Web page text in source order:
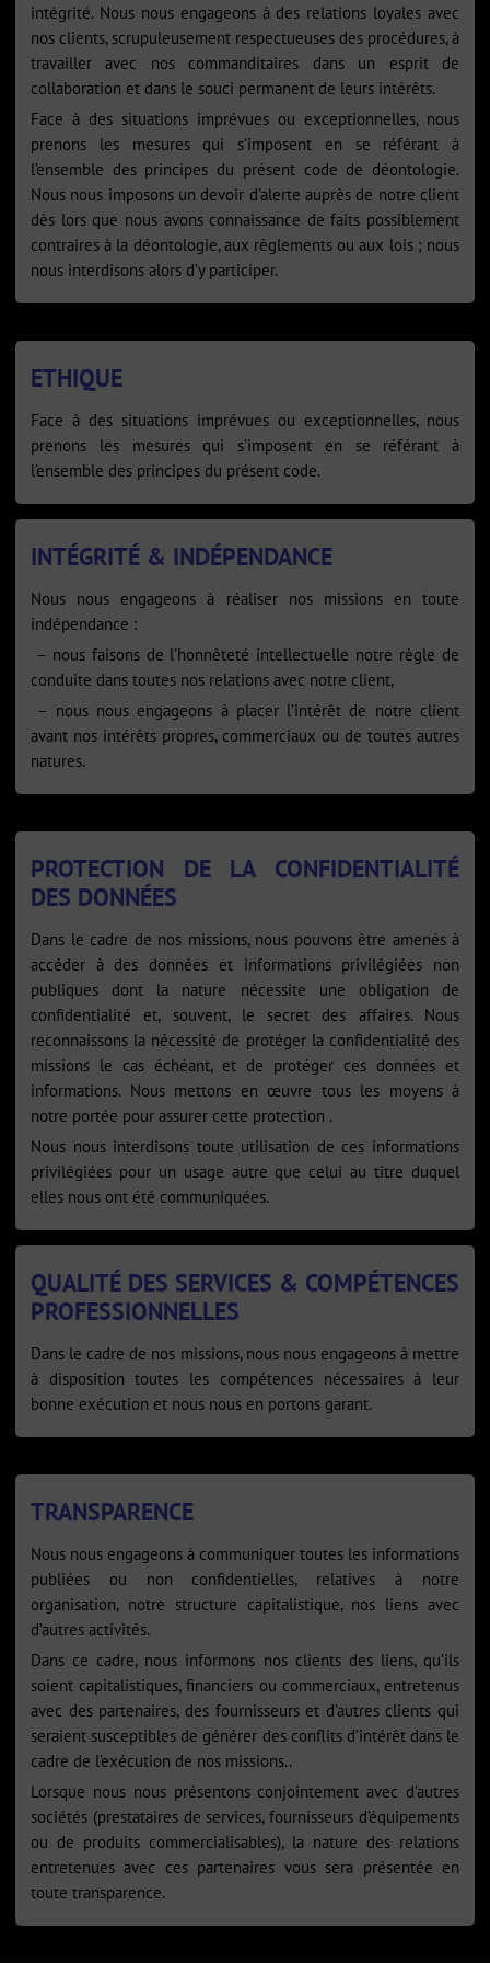
intégrité. Nous nous engageons à des relations loyales avec
nos clients, scrupuleusement respectueuses des procédures, à
travailler avec nos commanditaires dans un esprit de
collaboration et dans le souci permanent de leurs intérêts.
Face à des situations imprévues ou exceptionnelles, nous
prenons les mesures qui s’imposent en se référant à
l’ensemble des principes du présent code de déontologie.
Nous nous imposons un devoir d’alerte auprès de notre client
dès lors que nous avons connaissance de faits possiblement
contraires à la déontologie, aux règlements ou aux lois ; nous
nous interdisons alors d’y participer.
ETHIQUE
Face à des situations imprévues ou exceptionnelles, nous
prenons les mesures qui s’imposent en se référant à
l’ensemble des principes du présent code.
INTÉGRITÉ & INDÉPENDANCE
Nous nous engageons à réaliser nos missions en toute
indépendance :
– nous faisons de l’honnêteté intellectuelle notre règle de
conduite dans toutes nos relations avec notre client,
– nous nous engageons à placer l’intérêt de notre client
avant nos intérêts propres, commerciaux ou de toutes autres
natures.
PROTECTION DE LA CONFIDENTIALITÉ
DES DONNÉES
Dans le cadre de nos missions, nous pouvons être amenés à
accéder à des données et informations privilégiées non
publiques dont la nature nécessite une obligation de
confidentialité et, souvent, le secret des affaires. Nous
reconnaissons la nécessité de protéger la confidentialité des
missions le cas échéant, et de protéger ces données et
informations. Nous mettons en œuvre tous les moyens à
notre portée pour assurer cette protection .
Nous nous interdisons toute utilisation de ces informations
privilégiées pour un usage autre que celui au titre duquel
elles nous ont été communiquées.
QUALITÉ DES SERVICES & COMPÉTENCES
PROFESSIONNELLES
Dans le cadre de nos missions, nous nous engageons à mettre
à disposition toutes les compétences nécessaires à leur
bonne exécution et nous nous en portons garant.
TRANSPARENCE
Nous nous engageons à communiquer toutes les informations
publiées ou non confidentielles, relatives à notre
organisation, notre structure capitalistique, nos liens avec
d’autres activités.
Dans ce cadre, nous informons nos clients des liens, qu’ils
soient capitalistiques, financiers ou commerciaux, entretenus
avec des partenaires, des fournisseurs et d’autres clients qui
seraient susceptibles de générer des conflits d’intérêt dans le
cadre de l’exécution de nos missions..
Lorsque nous nous présentons conjointement avec d’autres
sociétés (prestataires de services, fournisseurs d’équipements
ou de produits commercialisables), la nature des relations
entretenues avec ces partenaires vous sera présentée en
toute transparence.